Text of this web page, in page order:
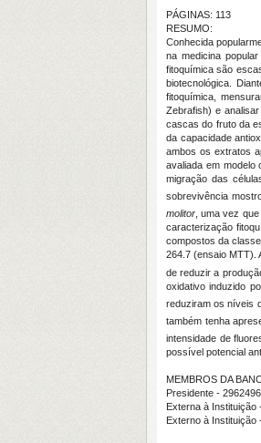
PÁGINAS: 113
RESUMO:
Conhecida
na medicina
fitoquímica são
biotecnológica.
fitoquímica,
Zebrafish) e
cascas do fruto da
da capacidade
ambos os extratos
avaliada em modelo
migração das
sobrevivência
molitor , uma vez
caracterização
compostos da
264.7 (ensaio MTT).
de reduzir a
oxidativo induzido
reduziram os níveis
também tenha
intensidade de
possível potencial
MEMBROS DA
Presidente -
Externa à Instituição
Externo à Instituição